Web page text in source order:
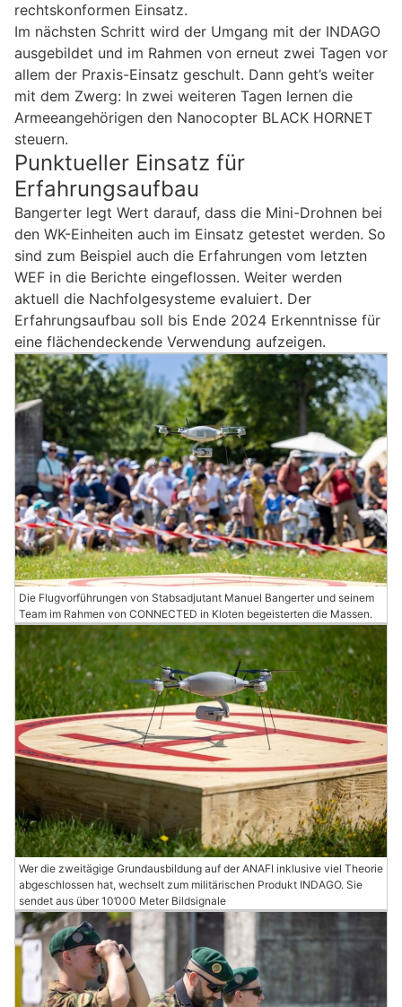
rechtskonformen Einsatz.
Im nächsten Schritt wird der Umgang mit der INDAGO
ausgebildet und im Rahmen von erneut zwei Tagen vor
allem der Praxis-Einsatz geschult. Dann geht’s weiter
mit dem Zwerg: In zwei weiteren Tagen lernen die
Armeeangehörigen den Nanocopter BLACK HORNET
steuern.
Punktueller Einsatz für
Erfahrungsaufbau
Bangerter legt Wert darauf, dass die Mini-Drohnen bei
den WK-Einheiten auch im Einsatz getestet werden. So
sind zum Beispiel auch die Erfahrungen vom letzten
WEF in die Berichte eingeflossen. Weiter werden
aktuell die Nachfolgesysteme evaluiert. Der
Erfahrungsaufbau soll bis Ende 2024 Erkenntnisse für
eine flächendeckende Verwendung aufzeigen.
Die Flugvorführungen von Stabsadjutant Manuel Bangerter und seinem
Team im Rahmen von CONNECTED in Kloten begeisterten die Massen.
Wer die zweitägige Grundausbildung auf der ANAFI inklusive viel Theorie
abgeschlossen hat, wechselt zum militärischen Produkt INDAGO. Sie
sendet aus über 10’000 Meter Bildsignale